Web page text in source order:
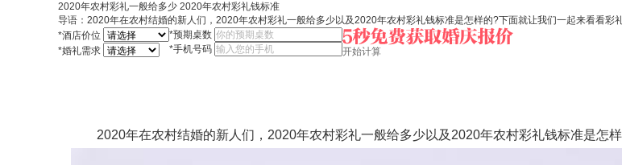
2020年农村彩礼一般给多少 2020年农村彩礼钱标准
导语：2020年在农村结婚的新人们，2020年农村彩礼一般给多少以及2020年农村彩礼钱标准是怎样的?下面就让我们一起来看看彩
*酒店价位
*婚礼需求
*预期桌数
*手机号码
开始计算
2020年在农村结婚的新人们，2020年农村彩礼一般给多少以及2020年农村彩礼钱标准是怎